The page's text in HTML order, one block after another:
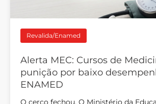
Revalida/Enamed
Alerta MEC: Cursos de
punição por baixo
ENAMED
O cerco fechou. O Ministério da